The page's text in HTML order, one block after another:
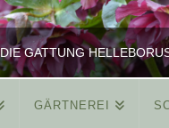
DIE GATTUNG
GÄRTNEREI